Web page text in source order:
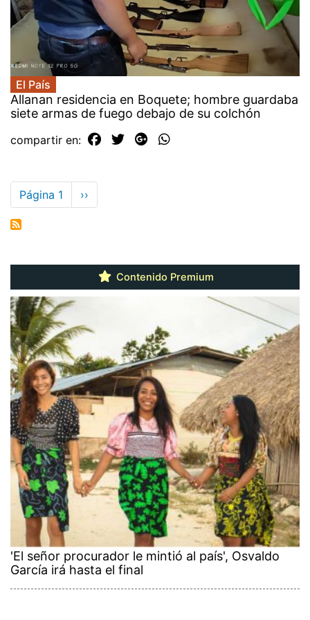
El País
Allanan residencia en Boquete; hombre guardaba
siete armas de fuego debajo de su colchón
compartir en:
Paginación
Página 1
Siguiente
página
››
Contenido Premium
'El señor procurador le mintió al país', Osvaldo
García irá hasta el final